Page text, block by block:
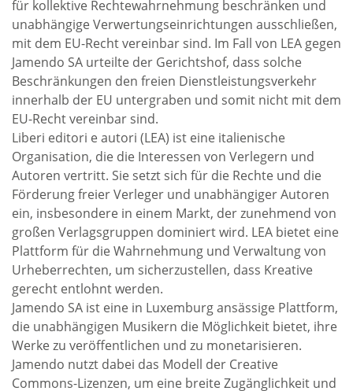
für kollektive Rechtewahrnehmung beschränken und
unabhängige Verwertungseinrichtungen ausschließen,
mit dem EU-Recht vereinbar sind. Im Fall von LEA gegen
Jamendo SA urteilte der Gerichtshof, dass solche
Beschränkungen den freien Dienstleistungsverkehr
innerhalb der EU untergraben und somit nicht mit dem
EU-Recht vereinbar sind.
Liberi editori e autori (LEA) ist eine italienische
Organisation, die die Interessen von Verlegern und
Autoren vertritt. Sie setzt sich für die Rechte und die
Förderung freier Verleger und unabhängiger Autoren
ein, insbesondere in einem Markt, der zunehmend von
großen Verlagsgruppen dominiert wird. LEA bietet eine
Plattform für die Wahrnehmung und Verwaltung von
Urheberrechten, um sicherzustellen, dass Kreative
gerecht entlohnt werden.
Jamendo SA ist eine in Luxemburg ansässige Plattform,
die unabhängigen Musikern die Möglichkeit bietet, ihre
Werke zu veröffentlichen und zu monetarisieren.
Jamendo nutzt dabei das Modell der Creative
Commons-Lizenzen, um eine breite Zugänglichkeit und